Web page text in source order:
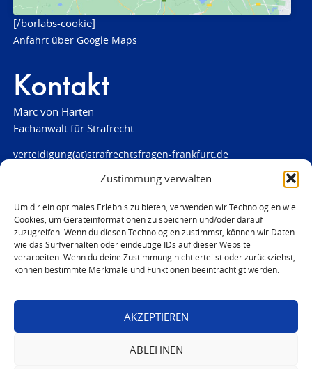
Zustimmung verwalten
Um dir ein optimales Erlebnis zu bieten, verwenden wir Technologien wie
Cookies, um Geräteinformationen zu speichern und/oder darauf
zuzugreifen. Wenn du diesen Technologien zustimmst, können wir Daten
wie das Surfverhalten oder eindeutige IDs auf dieser Website
verarbeiten. Wenn du deine Zustimmung nicht erteilst oder zurückziehst,
können bestimmte Merkmale und Funktionen beeinträchtigt werden.
AKZEPTIEREN
ABLEHNEN
[/borlabs-cookie]
Anfahrt über Google Maps
Kontakt
Marc von Harten
Fachanwalt für Strafrecht
verteidigung(at)strafrechtsfragen-frankfurt.de
www.strafrechtsfragen-frankfurt.de
Louisenstraße 84
61348 Bad Homburg
Telefon:06172 - 66 28 00
Telefax: 06172 - 66 28 01
0171 - 691 67 67